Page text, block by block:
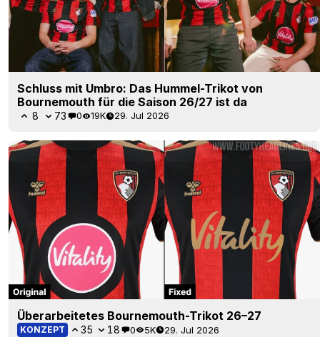
Schluss mit Umbro: Das Hummel-Trikot von
Bournemouth für die Saison 26/27 ist da
8 73 0 19K 29. Jul 2026
Überarbeitetes Bournemouth-Trikot 26–27
KONZEPT 35 18 0 5K 29. Jul 2026